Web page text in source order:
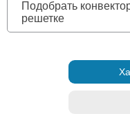
Подобрать
решетке